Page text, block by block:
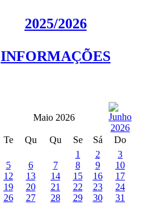
2025/2026
INFORMAÇÕES
Maio 2026
Te Qu Qu Se Sá
Do
1
2
3
5 6 7 8 9
10
12 13 14 15 16
17
19 20 21 22 23
24
26 27 28 29 30 31